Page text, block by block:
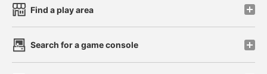
Find a play area
Search for a game console